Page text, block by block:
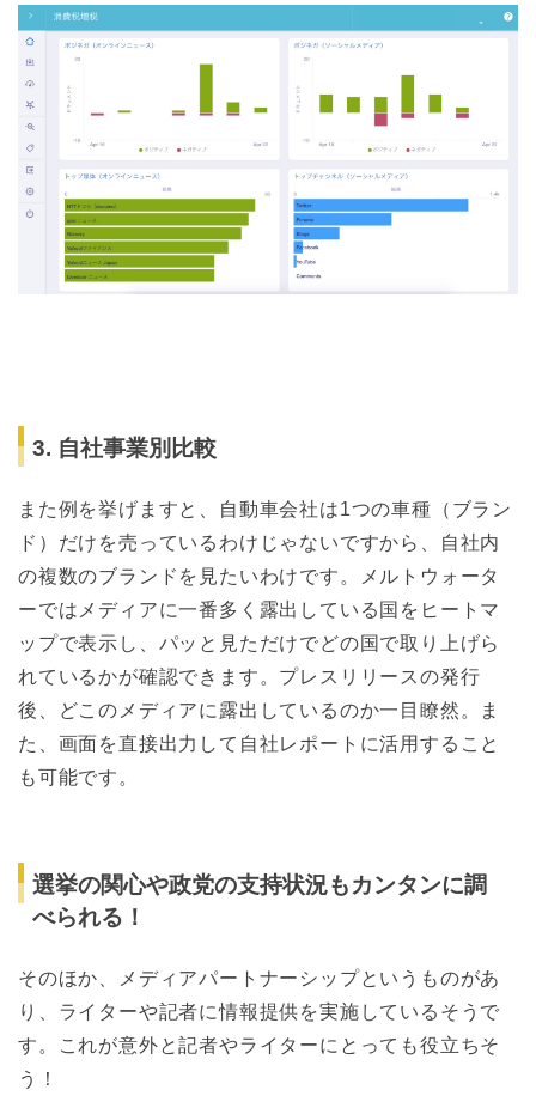
3. 自社事業別比較
また例を挙げますと、自動車会社は1つの車種（ブラン
ド）だけを売っているわけじゃないですから、自社内
の複数のブランドを見たいわけです。メルトウォータ
ーではメディアに一番多く露出している国をヒートマ
ップで表示し、パッと見ただけでどの国で取り上げら
れているかが確認できます。プレスリリースの発行
後、どこのメディアに露出しているのか一目瞭然。ま
た、画面を直接出力して自社レポートに活用すること
も可能です。
選挙の関心や政党の支持状況もカンタンに調
べられる！
そのほか、メディアパートナーシップというものがあ
り、ライターや記者に情報提供を実施しているそうで
す。これが意外と記者やライターにとっても役立ちそ
う！